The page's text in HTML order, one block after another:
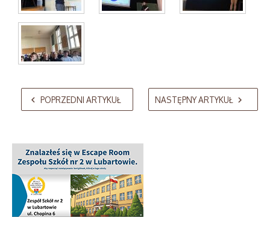
AdmirorGallery 5.2.0, author/sVasiljevski Kekeljevic.
POPRZEDNI ARTYKUŁ NASTĘPNY ARTYKUŁ